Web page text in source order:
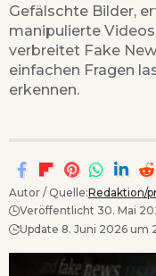
Gefälschte Bilder,
manipulierte
verbreitet Fake
einfachen Fragen
erkennen.
Autor / Quelle:Redaktion/
Veröffentlicht 30. Mai
Update 8. Juni 2026 um